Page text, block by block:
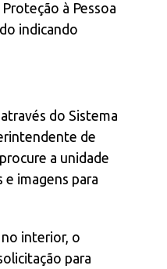
à Pessoa
indicando
do Sistema
de
a unidade
imagens para
interior, o
para